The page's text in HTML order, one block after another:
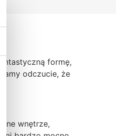
formę,
odczucie, że
wnętrze,